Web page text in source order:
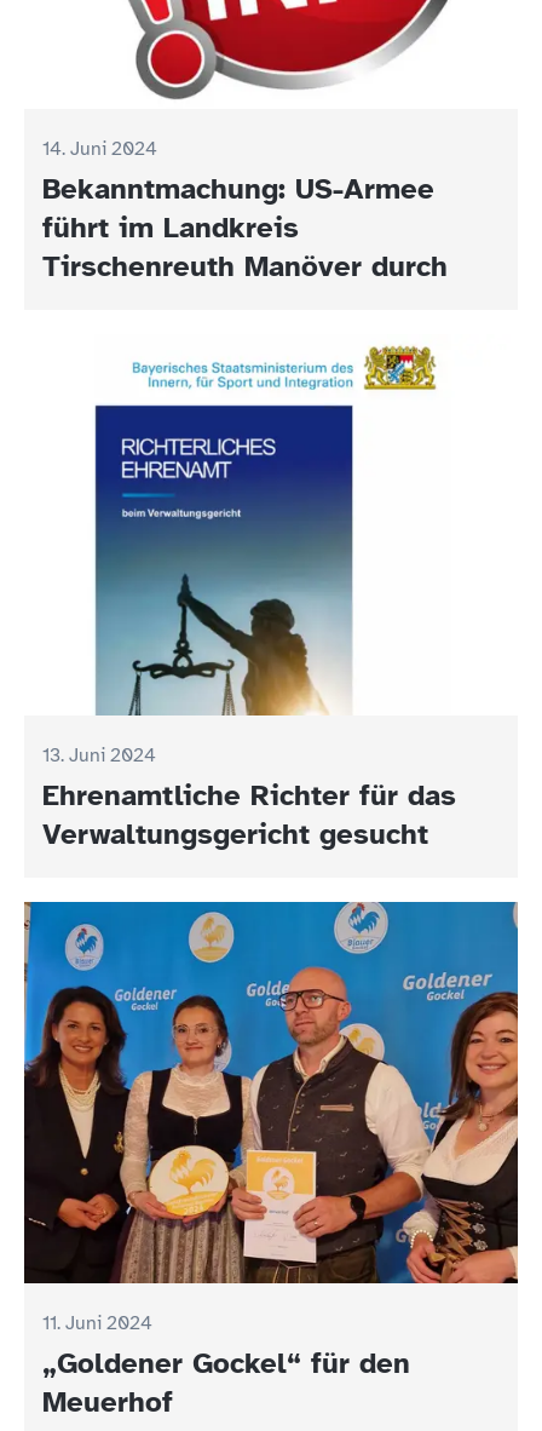
14. Juni 2024
Bekanntmachung: US-Armee
führt im Landkreis
Tirschenreuth Manöver durch
13. Juni 2024
Ehrenamtliche Richter für das
Verwaltungsgericht gesucht
11. Juni 2024
„Goldener Gockel“ für den
Meuerhof